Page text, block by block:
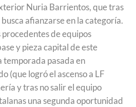
Nuria Barrientos, que tras
afianzarse en la categoría.
de equipos
y pieza capital de este
temporada pasada en
(que logró el ascenso a LF
y tras no salir el equipo
una segunda oportunidad